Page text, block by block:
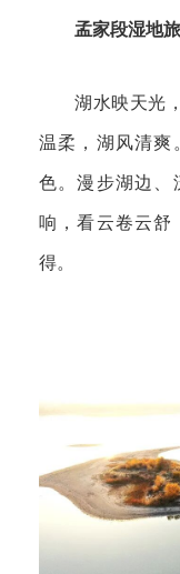
孟家段湿地
湖水映天光
温柔，湖风清爽
色。漫步湖边、
响，看云卷云舒
得。